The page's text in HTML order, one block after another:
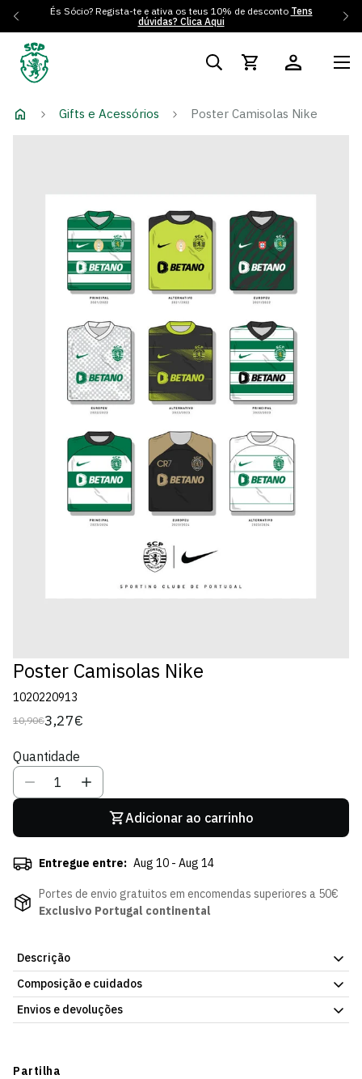
És Sócio? Regista-te e ativa os teus 10% de desconto Tens
dúvidas? Clica Aqui
Gifts e Acessórios Poster Camisolas Nike
Poster Camisolas Nike
1020220913
Preço
10,90€
Preço
venda
3,27€
Quantidade
Adicionar ao carrinho
Entregue entre: Aug 10 - Aug 14
Portes de envio gratuitos em encomendas superiores a 50€
Exclusivo Portugal continental
Descrição
Poster Camisolas Nike, para casa, da Loja Verde Online. Peça
simples de integrar em qualquer divisão da casa. Disponível na
Loja Verde Online.
Composição e cuidados
Envios e devoluções
Prazo estimado de entrega varia consoante o destino e método
Partilha